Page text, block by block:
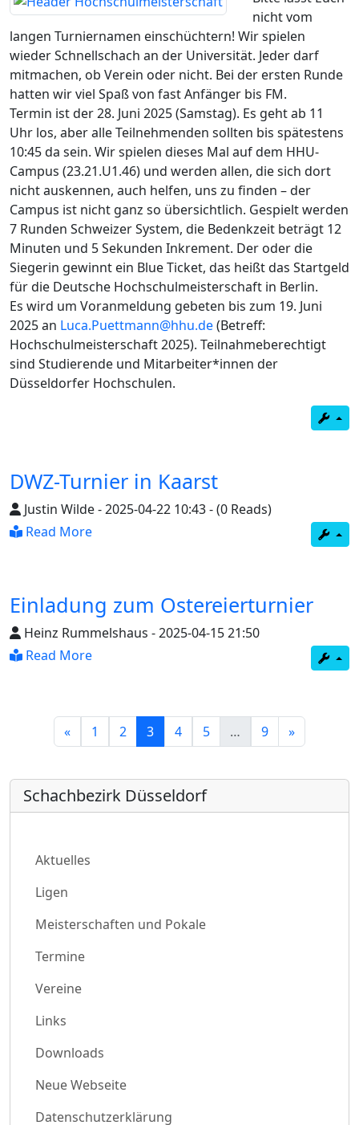
nicht vom
langen Turniernamen einschüchtern! Wir spielen
wieder Schnellschach an der Universität. Jeder darf
mitmachen, ob Verein oder nicht. Bei der ersten Runde
hatten wir viel Spaß von fast Anfänger bis FM.
Termin ist der 28. Juni 2025 (Samstag). Es geht ab 11
Uhr los, aber alle Teilnehmenden sollten bis spätestens
10:45 da sein. Wir spielen dieses Mal auf dem HHU-
Campus (23.21.U1.46) und werden allen, die sich dort
nicht auskennen, auch helfen, uns zu finden – der
Campus ist nicht ganz so übersichtlich. Gespielt werden
7 Runden Schweizer System, die Bedenkzeit beträgt 12
Minuten und 5 Sekunden Inkrement. Der oder die
Siegerin gewinnt ein Blue Ticket, das heißt das Startgeld
für die Deutsche Hochschulmeisterschaft in Berlin.
Es wird um Voranmeldung gebeten bis zum 19. Juni
2025 an Luca.Puettmann@hhu.de(Betreff:
Hochschulmeisterschaft 2025). Teilnahmeberechtigt
sind Studierende und Mitarbeiter*innen der
Düsseldorfer Hochschulen.
DWZ-Turnier in Kaarst
Justin Wilde-2025-04-22 10:43-(0 Reads)
Read More
Einladung zum Ostereierturnier
Heinz Rummelshaus -2025-04-15 21:50
Read More
« 1 2 3(current)
4 5 … 9 »
Schachbezirk Düsseldorf
Aktuelles
Ligen
Meisterschaften und Pokale
Termine
Vereine
Links
Downloads
Neue Webseite
Datenschutzerklärung